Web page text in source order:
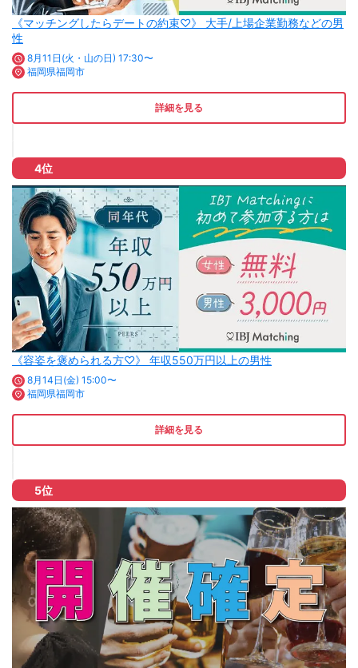
《マッチングしたらデートの約束♡》 大手/上場企業勤務などの男
性
8月11日(火・山の日) 17:30〜
福岡県福岡市
詳細を見る
4位
《容姿を褒められる方♡》 年収550万円以上の男性
8月14日(金) 15:00〜
福岡県福岡市
詳細を見る
5位